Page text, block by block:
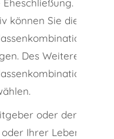
können Sie die
III und
Des Weiteren
IV
oder der
Ihrer